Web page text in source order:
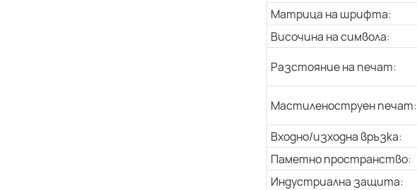
Матрица на шрифта:
Височина на символа:
Разстояние на печат:
Мастиленоструен печат:
Входно/изходна връзка:
Паметно пространство:
Индустриална защита: